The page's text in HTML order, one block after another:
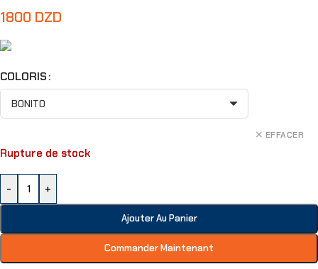
1800 DZD
COLORIS
EFFACER
Rupture de stock
- +
Ajouter Au Panier
Commander Maintenant